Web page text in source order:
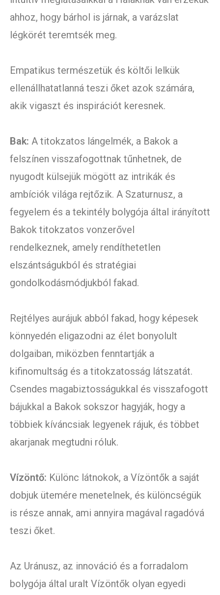
ahhoz, hogy bárhol is járnak, a varázslat
légkörét teremtsék meg.
Empatikus természetük és költői lelkük
ellenállhatatlanná teszi őket azok számára,
akik vigaszt és inspirációt keresnek.
Bak: A titokzatos lángelmék, a Bakok a
felszínen visszafogottnak tűnhetnek, de
nyugodt külsejük mögött az intrikák és
ambíciók világa rejtőzik. A Szaturnusz, a
fegyelem és a tekintély bolygója által irányított
Bakok titokzatos vonzerővel
rendelkeznek, amely rendíthetetlen
elszántságukból és stratégiai
gondolkodásmódjukból fakad.
Rejtélyes aurájuk abból fakad, hogy képesek
könnyedén eligazodni az élet bonyolult
dolgaiban, miközben fenntartják a
kifinomultság és a titokzatosság látszatát.
Csendes magabiztosságukkal és visszafogott
bájukkal a Bakok sokszor hagyják, hogy a
többiek kíváncsiak legyenek rájuk, és többet
akarjanak megtudni róluk.
Vízöntő: Különc látnokok, a Vízöntők a saját
dobjuk ütemére menetelnek, és különcségük
is része annak, ami annyira magával ragadóvá
teszi őket.
Az Uránusz, az innováció és a forradalom
bolygója által uralt Vízöntők olyan egyedi